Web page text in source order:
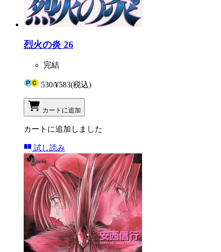
烈火の炎 26
完結
530/¥583(税込)
カートに追加
カートに追加しました
試し読み